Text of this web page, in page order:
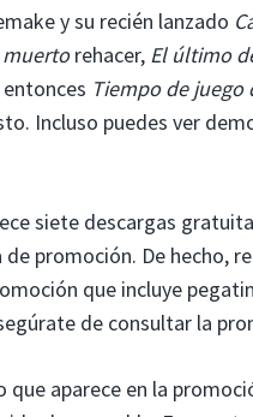
y su recién lanzado
muertorehacer, El último
Tiempo de juego
Incluso puedes ver
siete descargas
promoción. De hecho,
que incluye
de consultar la
aparece en la